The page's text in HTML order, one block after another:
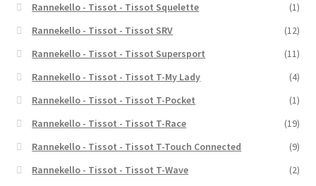
Rannekello - Tissot - Tissot Squelette
(1)
Rannekello - Tissot - Tissot SRV
(12)
Rannekello - Tissot - Tissot Supersport
(11)
Rannekello - Tissot - Tissot T-My Lady
(4)
Rannekello - Tissot - Tissot T-Pocket
(1)
Rannekello - Tissot - Tissot T-Race
(19)
Rannekello - Tissot - Tissot T-Touch Connected
(9)
Rannekello - Tissot - Tissot T-Wave
(2)